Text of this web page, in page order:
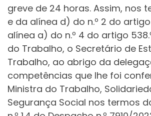
greve de 24 horas. Assim, nos
e da alínea d) do n.º 2 do
alínea a) do n.º 4 do artigo
do Trabalho, o Secretário de
Trabalho, ao abrigo da
competências que lhe foi
Ministra do Trabalho,
Segurança Social nos termos